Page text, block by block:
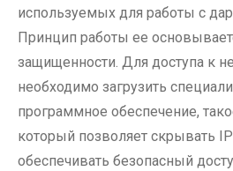
используемых для работы с
Принцип работы ее
защищенности. Для доступа к
необходимо загрузить
программное обеспечение,
который позволяет скрывать
обеспечивать безопасный